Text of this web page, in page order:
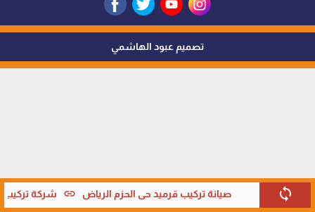
sync صيانة تركيب قرميد حي الحزم الرياض link شركة تركيب
تصميم عبود الهاشمي